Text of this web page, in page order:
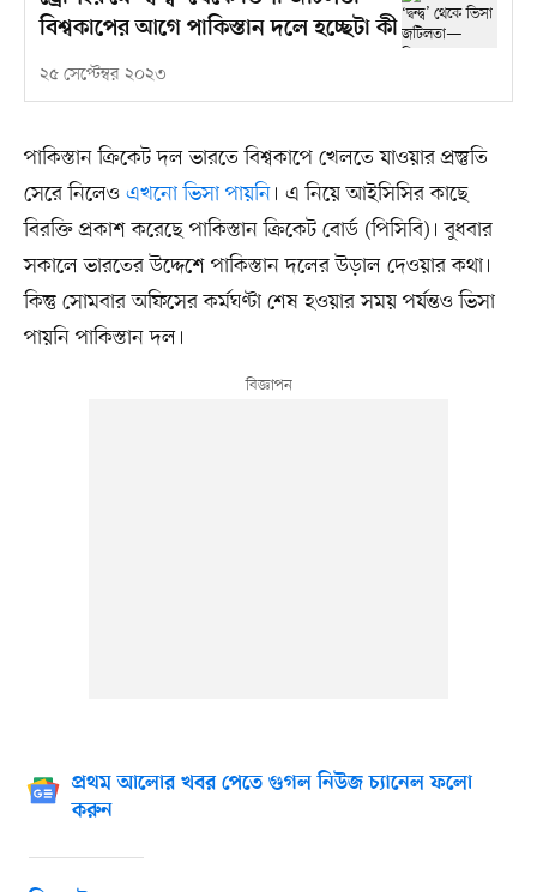
বিশ্বকাপের আগে পাকিস্তান দলে হচ্ছেটা কী
২৫ সেপ্টেম্বর ২০২৩
পাকিস্তান ক্রিকেট দল ভারতে বিশ্বকাপে খেলতে যাওয়ার প্রস্তুতি
সেরে নিলেও এখনো ভিসা পায়নি। এ নিয়ে আইসিসির কাছে
বিরক্তি প্রকাশ করেছে পাকিস্তান ক্রিকেট বোর্ড (পিসিবি)। বুধবার
সকালে ভারতের উদ্দেশে পাকিস্তান দলের উড়াল দেওয়ার কথা।
কিন্তু সোমবার অফিসের কর্মঘণ্টা শেষ হওয়ার সময় পর্যন্তও ভিসা
পায়নি পাকিস্তান দল।
প্রথম আলোর খবর পেতে গুগল নিউজ চ্যানেল ফলো
করুন